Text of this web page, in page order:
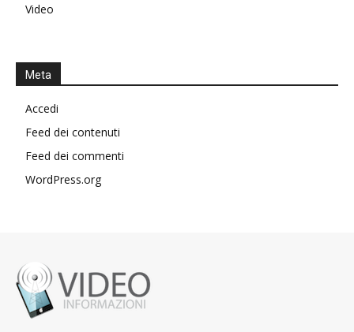
Video
Meta
Accedi
Feed dei contenuti
Feed dei commenti
WordPress.org